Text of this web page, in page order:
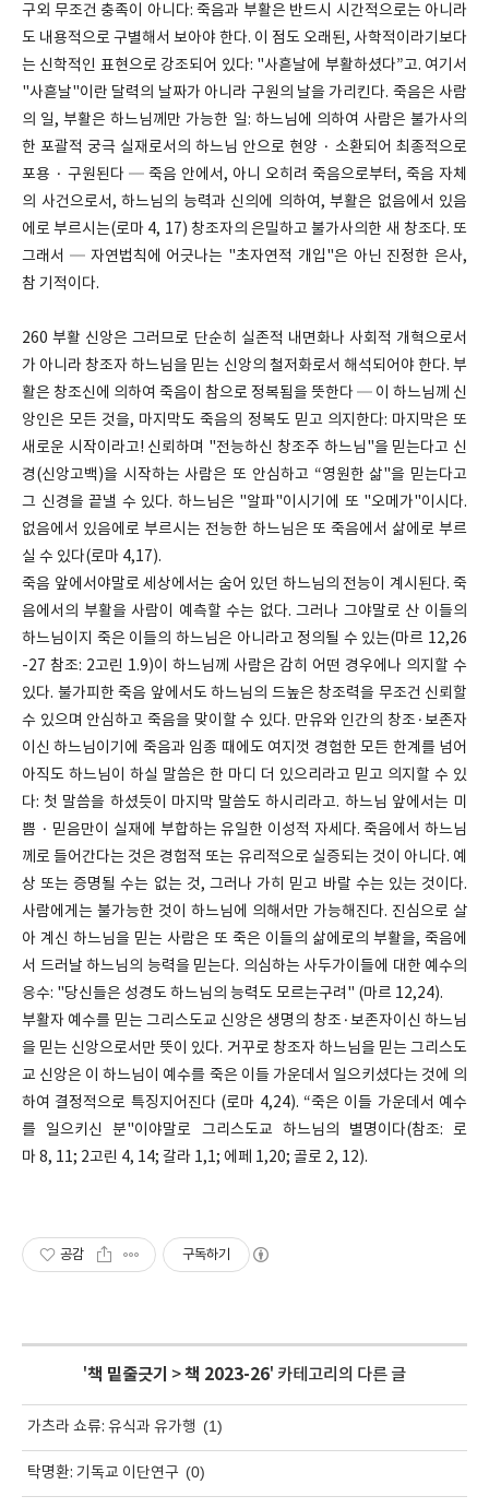
구외 무조건 충족이 아니다: 죽음과 부활은 반드시 시간적으로는 아니라
도 내용적으로 구별해서 보아야 한다. 이 점도 오래된, 사학적이라기보다
는 신학적인 표현으로 강조되어 있다: "사흗날에 부활하셨다”고. 여기서
"사흗날"이란 달력의 날짜가 아니라 구원의 날을 가리킨다. 죽음은 사람
의 일, 부활은 하느님께만 가능한 일: 하느님에 의하여 사람은 불가사의
한 포괄적 궁극 실재로서의 하느님 안으로 현양 · 소환되어 최종적으로
포용 · 구원된다 ─ 죽음 안에서, 아니 오히려 죽음으로부터, 죽음 자체
의 사건으로서, 하느님의 능력과 신의에 의하여, 부활은 없음에서 있음
에로 부르시는(로마 4, 17) 창조자의 은밀하고 불가사의한 새 창조다. 또
그래서 ─ 자연법칙에 어긋나는 "초자연적 개입"은 아닌 진정한 은사,
참 기적이다.
260 부활 신앙은 그러므로 단순히 실존적 내면화나 사회적 개혁으로서
가 아니라 창조자 하느님을 믿는 신앙의 철저화로서 해석되어야 한다. 부
활은 창조신에 의하여 죽음이 참으로 정복됨을 뜻한다 ─ 이 하느님께 신
앙인은 모든 것을, 마지막도 죽음의 정복도 믿고 의지한다: 마지막은 또
새로운 시작이라고! 신뢰하며 "전능하신 창조주 하느님"을 믿는다고 신
경(신앙고백)을 시작하는 사람은 또 안심하고 “영원한 삶"을 믿는다고
그 신경을 끝낼 수 있다. 하느님은 "알파"이시기에 또 "오메가"이시다.
없음에서 있음에로 부르시는 전능한 하느님은 또 죽음에서 삶에로 부르
실 수 있다(로마 4,17).
죽음 앞에서야말로 세상에서는 숨어 있던 하느님의 전능이 계시된다. 죽
음에서의 부활을 사람이 예측할 수는 없다. 그러나 그야말로 산 이들의
하느님이지 죽은 이들의 하느님은 아니라고 정의될 수 있는(마르 12,26
-27 참조: 2고린 1.9)이 하느님께 사람은 감히 어떤 경우에나 의지할 수
있다. 불가피한 죽음 앞에서도 하느님의 드높은 창조력을 무조건 신뢰할
수 있으며 안심하고 죽음을 맞이할 수 있다. 만유와 인간의 창조·보존자
이신 하느님이기에 죽음과 임종 때에도 여지껏 경험한 모든 한계를 넘어
아직도 하느님이 하실 말씀은 한 마디 더 있으리라고 믿고 의지할 수 있
다: 첫 말씀을 하셨듯이 마지막 말씀도 하시리라고. 하느님 앞에서는 미
쁨 · 믿음만이 실재에 부합하는 유일한 이성적 자세다. 죽음에서 하느님
께로 들어간다는 것은 경험적 또는 유리적으로 실증되는 것이 아니다. 예
상 또는 증명될 수는 없는 것, 그러나 가히 믿고 바랄 수는 있는 것이다.
사람에게는 불가능한 것이 하느님에 의해서만 가능해진다. 진심으로 살
아 계신 하느님을 믿는 사람은 또 죽은 이들의 삶에로의 부활을, 죽음에
서 드러날 하느님의 능력을 믿는다. 의심하는 사두가이들에 대한 예수의
응수: "당신들은 성경도 하느님의 능력도 모르는구려" (마르 12,24).
부활자 예수를 믿는 그리스도교 신앙은 생명의 창조·보존자이신 하느님
을 믿는 신앙으로서만 뜻이 있다. 거꾸로 창조자 하느님을 믿는 그리스도
교 신앙은 이 하느님이 예수를 죽은 이들 가운데서 일으키셨다는 것에 의
하여 결정적으로 특징지어진다 (로마 4,24). “죽은 이들 가운데서 예수
를 일으키신 분"이야말로 그리스도교 하느님의 별명이다(참조: 로
마 8, 11; 2고린 4, 14; 갈라 1,1; 에페 1,20; 골로 2, 12).
공감 구독하기
'책 밑줄긋기 >책 2023-26' 카테고리의 다른 글
가츠라 쇼류: 유식과 유가행 (1)
탁명환: 기독교 이단연구 (0)